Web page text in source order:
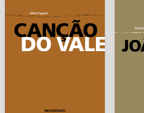
Paulo Eduardo
Carvalho (trad.)